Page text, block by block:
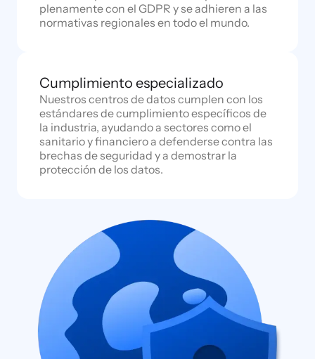
plenamente con el GDPR y se adhieren a las
normativas regionales en todo el mundo.
Cumplimiento especializado
Nuestros centros de datos cumplen con los
estándares de cumplimiento específicos de
la industria, ayudando a sectores como el
sanitario y financiero a defenderse contra las
brechas de seguridad y a demostrar la
protección de los datos.